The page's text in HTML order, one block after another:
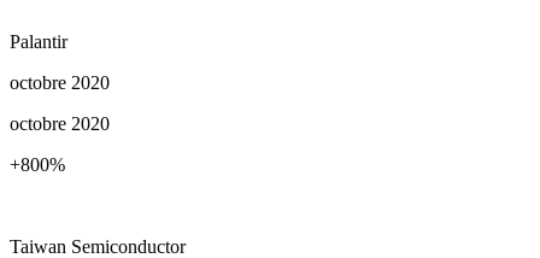
Palantir
octobre 2020
octobre 2020
+800%
Taiwan Semiconductor